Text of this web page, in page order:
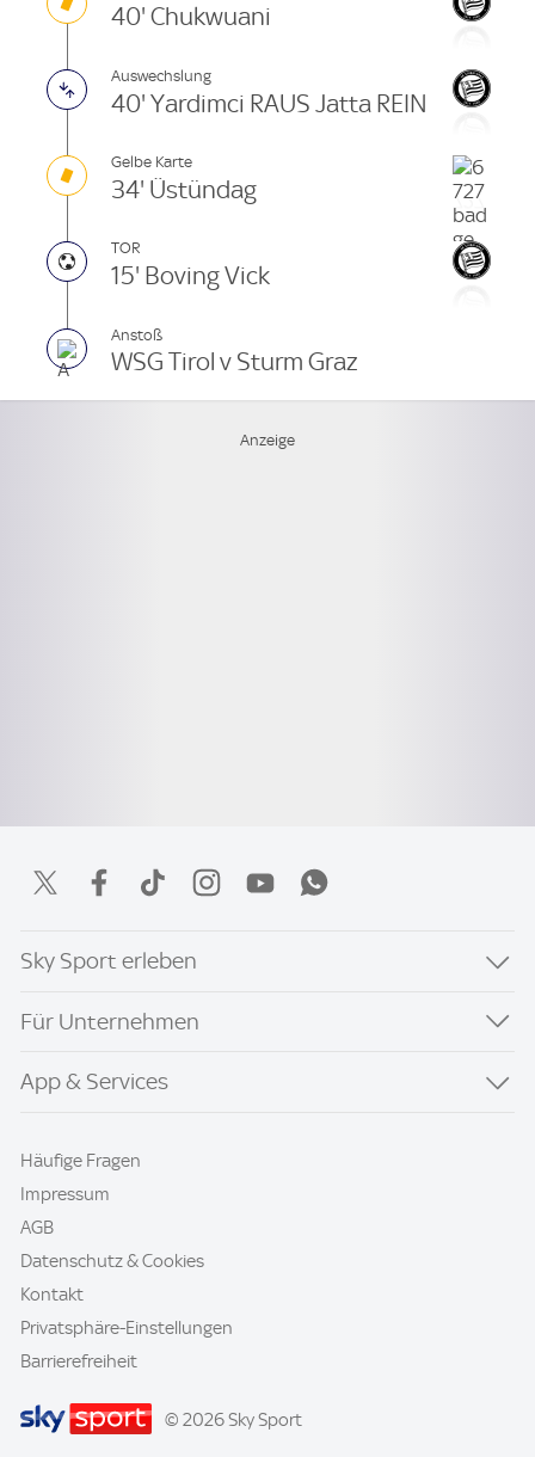
40' Chukwuani
Auswechslung
40' Yardimci RAUS Jatta REIN
Gelbe Karte
34' Üstündag
TOR
15' Boving Vick
Anstoß
WSG Tirol v Sturm Graz
Sky Sport erleben
Für Unternehmen
App & Services
Häufige Fragen
Impressum
AGB
Datenschutz & Cookies
Kontakt
Privatsphäre-Einstellungen
Barrierefreiheit
© 2026 Sky Sport